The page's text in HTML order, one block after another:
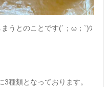
うとのことです(´；ω；`)ｳ
種類となっております。